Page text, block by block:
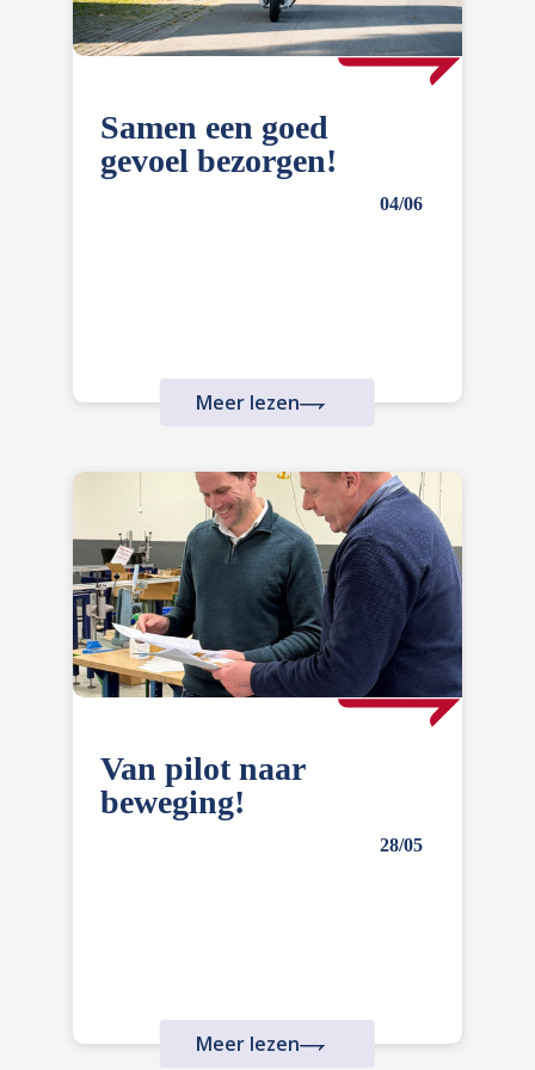
Samen een goed
gevoel bezorgen!
04/06
Meer lezen
Van pilot naar
beweging!
28/05
Meer lezen